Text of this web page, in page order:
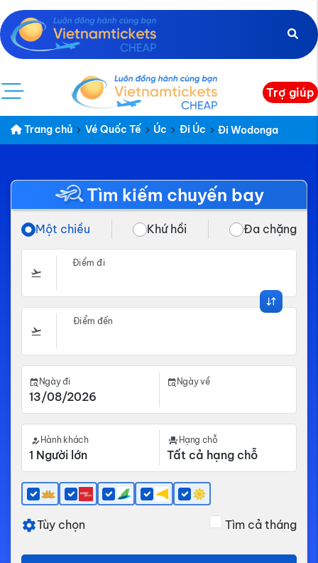
Trợ giúp
Trang chủ Vé Quốc Tế Úc Đi Úc Đi Wodonga
Tìm kiếm chuyến bay
Một chiều Khứ hồi Đa chặng
Điểm đi
Điểm đến
Ngày đi Ngày về
Hành khách Hạng chỗ
Tùy chọn Tìm cả tháng